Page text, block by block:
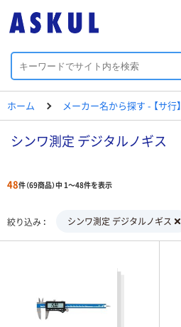
ホーム メーカー名から探す - 【サ行】
シンワ測定 デジタルノギス
48件（69商品）中 1～48件を表示
絞り込み シンワ測定 デジタルノギス